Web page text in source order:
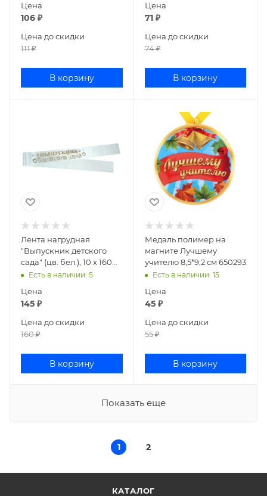
Цена
106 ₽
Цена до скидки
111₽
В корзину
Цена
71₽
Цена до скидки
74₽
В корзину
Лента нагрудная
"Выпускник детского
сада" (цв. бел.), 10 х 160
см 886279
Есть в наличии: 5
Цена
145 ₽
Цена до скидки
160₽
В корзину
Медаль полимер на
магните Лучшему
учителю 8,5*9,2 см 650293
Есть в наличии: 15
Цена
45₽
Цена до скидки
55₽
В корзину
Показать еще
1 2
КАТАЛОГ